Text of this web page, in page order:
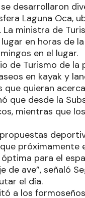
se desarrollaron
Laguna Oca,
ministra de
en horas de
en el lugar.
de Turismo de
en kayak y
que quieran
que desde la
mientras que
próximamente
óptima para el
de ave”, señaló
el día.
a los